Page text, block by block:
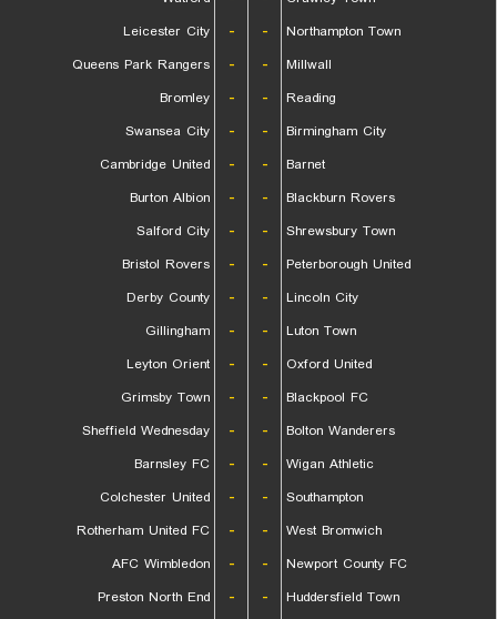
Leicester City
- -
Northampton Town
Queens Park Rangers
- -
Millwall
Bromley
- -
Reading
Swansea City
- -
Birmingham City
Cambridge United
- -
Barnet
Burton Albion
- -
Blackburn Rovers
Salford City
- -
Shrewsbury Town
Bristol Rovers
- -
Peterborough United
Derby County
- -
Lincoln City
Gillingham
- -
Luton Town
Leyton Orient
- -
Oxford United
Grimsby Town
- -
Blackpool FC
Sheffield Wednesday
- -
Bolton Wanderers
Barnsley FC
- -
Wigan Athletic
Colchester United
- -
Southampton
Rotherham United FC
- -
West Bromwich
AFC Wimbledon
- -
Newport County FC
Preston North End
- -
Huddersfield Town